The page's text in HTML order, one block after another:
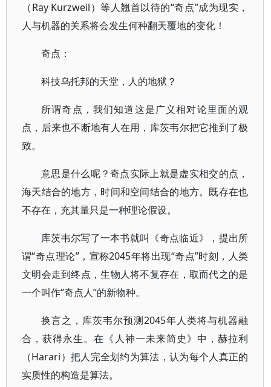
（Ray Kurzweil）等人翘首以待的“奇点”成为现实，
人与机器的关系将会发生何种翻天覆地的变化！
奇点：
科技乌托邦的天堂，人的地狱？
所谓奇点，我们知道这是广义相对论里面的观
点，后来也不断地有人在用，库茨韦尔把它推到了极
致。
意思是什么呢？奇点实际上就是虚实相交的点，
海天结合的地方，时间和空间结合的地方。既存在也
不存在，充其量只是一种理论假设。
库茨韦尔写了一本书就叫《奇点临近》，提出所
谓“奇点理论”，宣称2045年将出现“奇点”时刻，人类
文明会走到终点，生物人将不复存在，取而代之的是
一个叫作“奇点人”的新物种。
换言之，库茨韦尔预测2045年人类将与机器融
合，获得永生。在《人神一未来简史》中，赫拉利
（Harari）把人完全划约为算法，认为每个人真正的
实质性的构造是算法。